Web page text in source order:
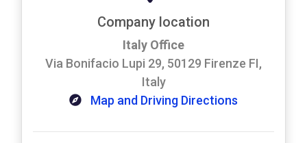
Company location
Italy Office
Via Bonifacio Lupi 29, 50129 Firenze FI,
Italy
Map and Driving Directions